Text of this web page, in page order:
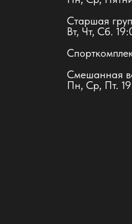
Старшая
Вт, Чт, Сб.
Смешанная
Пн, Ср, Пт.